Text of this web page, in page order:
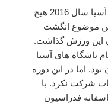
در مسابقات هندبال جام باشگاه های آسیا سال 2016 هیچ
موضوع انگشت
این ورزش گذاشت.
باشگاه های آسیا
اما در این دوره
شرکت نکرد. با
فدراسیون